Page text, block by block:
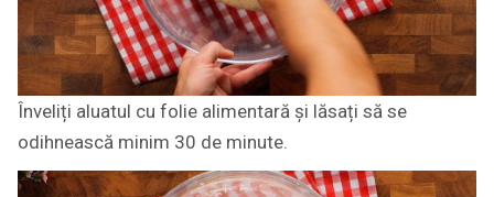
Înveliți aluatul cu folie alimentară și lăsați să se
odihnească minim 30 de minute.